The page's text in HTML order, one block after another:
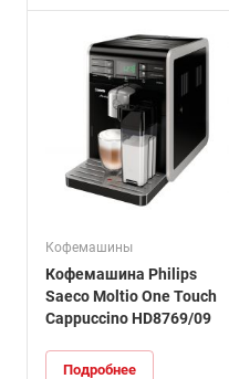
Кофемашины
Кофемашина Philips
Saeco Moltio One Touch
Cappuccino HD8769/09
Подробнее